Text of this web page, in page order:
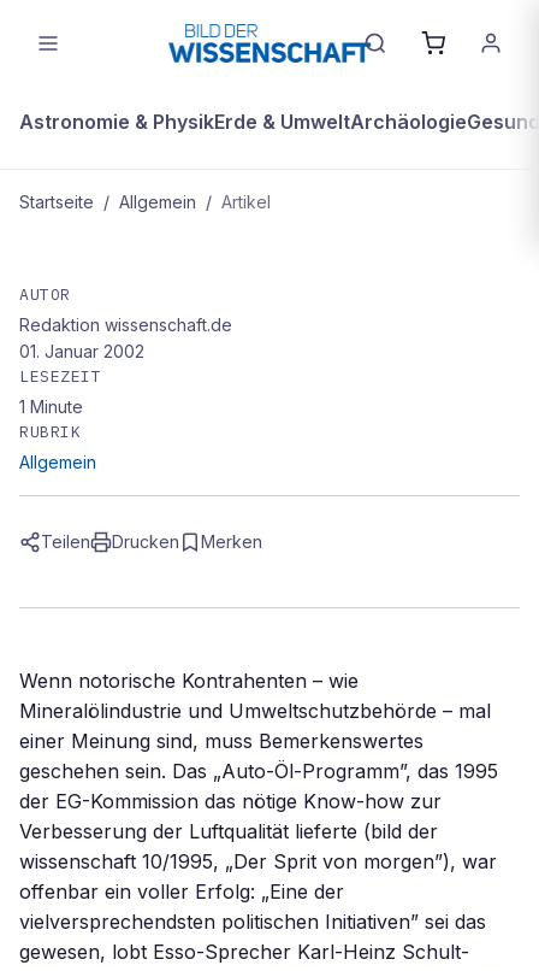
Astronomie & PhysikErde & UmweltArchäologie
Startseite / Allgemein / Artikel
Weniger Schwefel und Benzol
AUTOR
Redaktion wissenschaft.de
01. Januar 2002
LESEZEIT
1 Minute
RUBRIK
Allgemein
Teilen Drucken Merken
Wenn notorische Kontrahenten – wie
Mineralölindustrie und Umweltschutzbehörde – mal
einer Meinung sind, muss Bemerkenswertes
geschehen sein. Das „Auto-Öl-Programm”, das 1995
der EG-Kommission das nötige Know-how zur
Verbesserung der Luftqualität lieferte (bild der
wissenschaft 10/1995, „Der Sprit von morgen”), war
offenbar ein voller Erfolg: „Eine der
vielversprechendsten politischen Initiativen” sei das
gewesen, lobt Esso-Sprecher Karl-Heinz Schult-